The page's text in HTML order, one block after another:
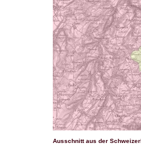
Ausschnitt aus der